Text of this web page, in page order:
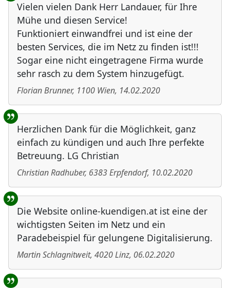
Vielen vielen Dank Herr Landauer, für Ihre
Mühe und diesen Service!
Funktioniert einwandfrei und ist eine der
besten Services, die im Netz zu finden ist!!!
Sogar eine nicht eingetragene Firma wurde
sehr rasch zu dem System hinzugefügt.
Florian Brunner, 1100 Wien, 14.02.2020
Herzlichen Dank für die Möglichkeit, ganz
einfach zu kündigen und auch Ihre perfekte
Betreuung. LG Christian
Christian Radhuber, 6383Erpfendorf, 10.02.2020
Die Website online-kuendigen.at ist eine der
wichtigsten Seiten im Netz und ein
Paradebeispiel für gelungene Digitalisierung.
Martin Schlagnitweit, 4020Linz, 06.02.2020